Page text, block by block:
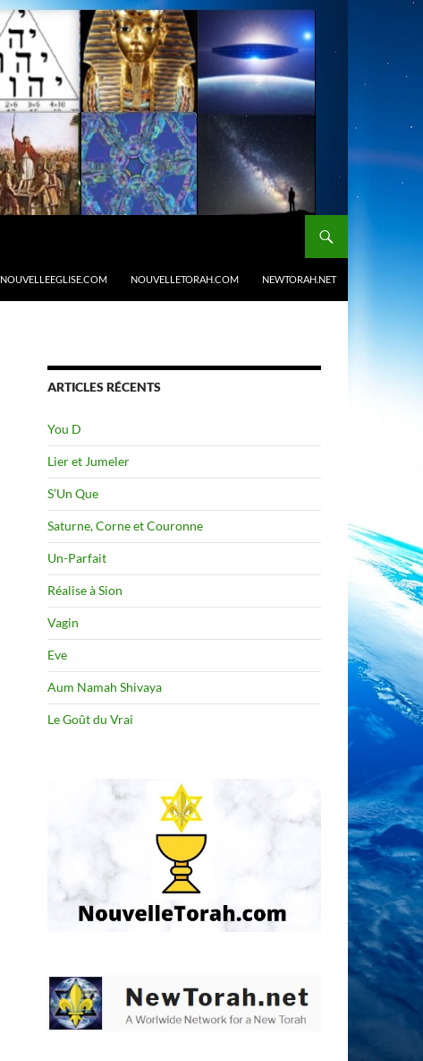
NOUVELLEEGLISE.COM NOUVELLETORAH.COM NEWTORAH.NET
ARTICLES RÉCENTS
You D
Lier et Jumeler
S’Un Que
Saturne, Corne et Couronne
Un-Parfait
Réalise à Sion
Vagin
Eve
Aum Namah Shivaya
Le Goût du Vrai